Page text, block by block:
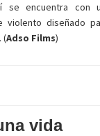
se encuentra con
violento diseñado
(Adso Films)
vida